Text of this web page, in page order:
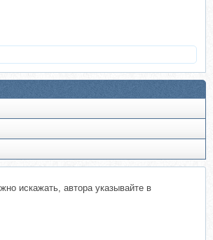
искажать, автора указывайте в